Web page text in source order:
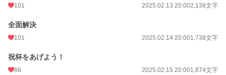
101 2025.02.13 20:002,138文字
全面解決
101 2025.02.14 20:001,738文字
祝杯をあげよう！
66 2025.02.15 20:001,874文字